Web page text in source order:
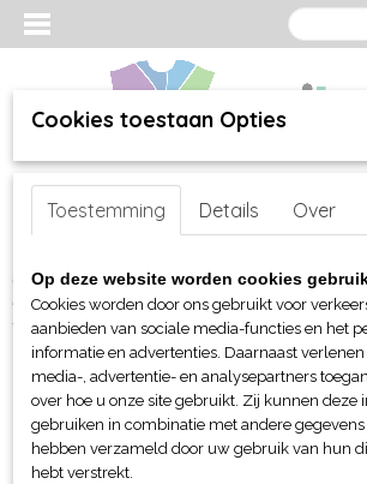
Inloggen Registreren
Home >webshop>Per merk >MBW Toys -
MBW Schnabels® Racing Duck With Metal
Cookies toestaan Opties
Toestemming Details Over
Op deze website worden cookies
Cookies worden door ons gebruikt voor
aanbieden van sociale media-functies en het
informatie en advertenties. Daarnaast
media-, advertentie- en analysepartners
over hoe u onze site gebruikt. Zij kunnen deze
gebruiken in combinatie met andere
hebben verzameld door uw gebruik van hun
hebt verstrekt.